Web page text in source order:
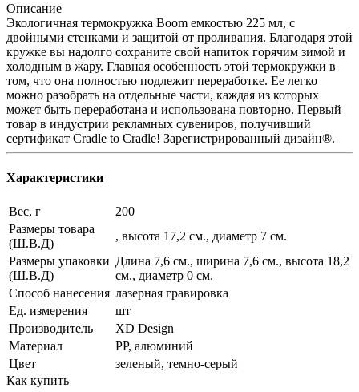
Описание
Экологичная термокружка Boom емкостью 225 мл, с
двойными стенками и защитой от проливания. Благодаря этой
кружке вы надолго сохраните свой напиток горячим зимой и
холодным в жару. Главная особенность этой термокружки в
том, что она полностью подлежит переработке. Ее легко
можно разобрать на отдельные части, каждая из которых
может быть переработана и использована повторно. Первый
товар в индустрии рекламных сувениров, получивший
сертификат Cradle to Cradle! Зарегистрированный дизайн®.
Характеристики
Вес, г
200
Размеры товара
(Ш.В.Д)
, высота 17,2 см., диаметр 7 см.
Размеры упаковки
(Ш.В.Д)
Длина 7,6 см., ширина 7,6 см., высота 18,2
см., диаметр 0 см.
Способ нанесения лазерная гравировка
Ед. измерения
шт
Производитель
XD Design
Материал
PP, алюминий
Цвет
зеленый, темно-серый
Как купить